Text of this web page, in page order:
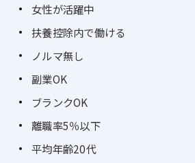
女性が活躍中
扶養控除内で働ける
ノルマ無し
副業OK
ブランクOK
離職率5％以下
平均年齢20代